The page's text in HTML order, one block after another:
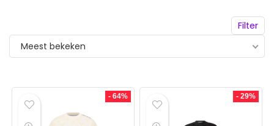
Filter
Meest bekeken
- 64% - 29%